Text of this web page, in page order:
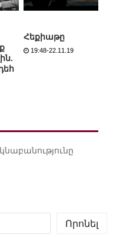
Հեքիաթը
19:48-22.11.19
Որոնել